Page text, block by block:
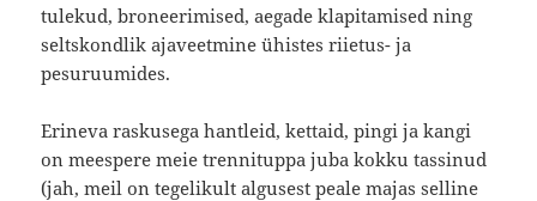
tulekud, broneerimised, aegade klapitamised ning
seltskondlik ajaveetmine ühistes riietus- ja
pesuruumides.
Erineva raskusega hantleid, kettaid, pingi ja kangi
on meespere meie trennituppa juba kokku tassinud
(jah, meil on tegelikult algusest peale majas selline